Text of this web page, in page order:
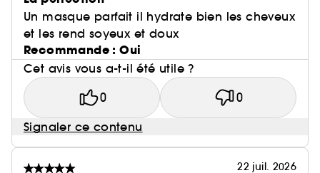
Un masque parfait il hydrate bien les cheveux
et les rend soyeux et doux
Recommande : Oui
Cet avis vous a-t-il été utile ?
0 0
Signaler ce contenu
22 juil. 2026